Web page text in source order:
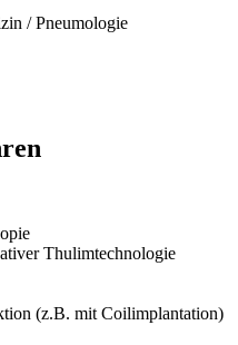
Thulimtechnologie
(z.B. mit Coilimplantation)